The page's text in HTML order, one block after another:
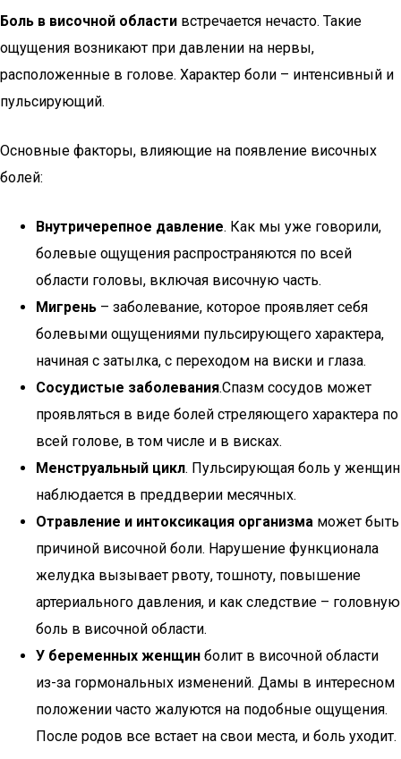
Боль в височной области встречается нечасто. Такие
ощущения возникают при давлении на нервы,
расположенные в голове. Характер боли – интенсивный и
пульсирующий.
Основные факторы, влияющие на появление височных
болей:
Внутричерепное давление. Как мы уже говорили,
болевые ощущения распространяются по всей
области головы, включая височную часть.
Мигрень – заболевание, которое проявляет себя
болевыми ощущениями пульсирующего характера,
начиная с затылка, с переходом на виски и глаза.
Сосудистые заболевания.Спазм сосудов может
проявляться в виде болей стреляющего характера по
всей голове, в том числе и в висках.
Менструальный цикл. Пульсирующая боль у женщин
наблюдается в преддверии месячных.
Отравление и интоксикация организма может быть
причиной височной боли. Нарушение функционала
желудка вызывает рвоту, тошноту, повышение
артериального давления, и как следствие – головную
боль в височной области.
У беременных женщин болит в височной области
из-за гормональных изменений. Дамы в интересном
положении часто жалуются на подобные ощущения.
После родов все встает на свои места, и боль уходит.